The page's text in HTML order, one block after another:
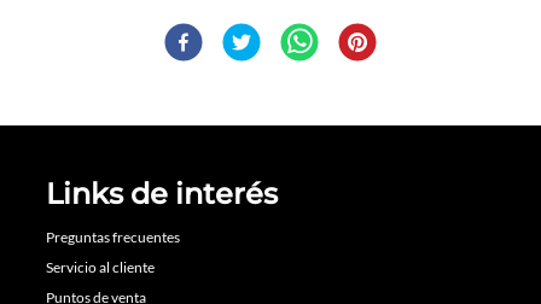
Links de interés
Preguntas frecuentes
Servicio al cliente
Puntos de venta